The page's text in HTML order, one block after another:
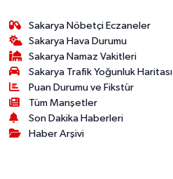
Sakarya Nöbetçi Eczaneler
Sakarya Hava Durumu
Sakarya Namaz Vakitleri
Sakarya Trafik Yoğunluk Haritası
Puan Durumu ve Fikstür
Tüm Manşetler
Son Dakika Haberleri
Haber Arşivi